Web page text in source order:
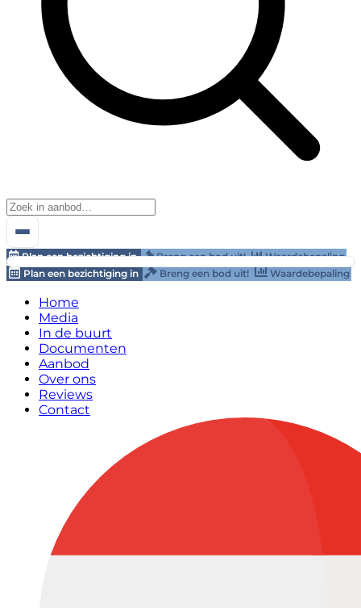
Plan een bezichtiging in Breng een bod uit!
Waardebepaling
Plan een bezichtiging in
Breng een bod uit! Waardebepaling
Home
Media
In de buurt
Documenten
Aanbod
Over ons
Reviews
Contact